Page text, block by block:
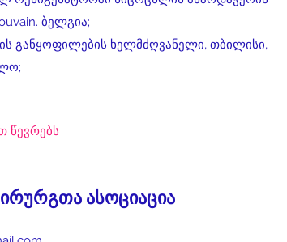
ბელგია;
განყოფილების ხელმძღვანელი, თბილისი,
წევრებს
ასოციაცია